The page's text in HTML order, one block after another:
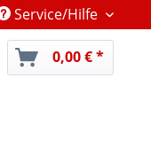
Service/Hilfe
0,00 € *